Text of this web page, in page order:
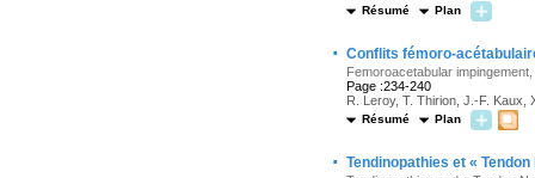
Résumé Plan
· Conflits fémoro-
Femoroacetabular
Page :234-240
R. Leroy, T. Thirion, J.-F. Kaux,
Résumé Plan
· Tendinopathies et «